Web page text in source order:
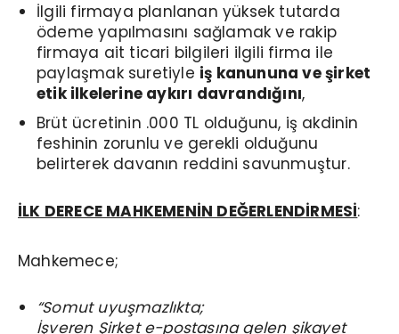
İlgili firmaya planlanan yüksek tutarda
ödeme yapılmasını sağlamak ve rakip
firmaya ait ticari bilgileri ilgili firma ile
paylaşmak suretiyle iş kanununa ve şirket
etik ilkelerine aykırı davrandığını,
Brüt ücretinin .000 TL olduğunu, iş akdinin
feshinin zorunlu ve gerekli olduğunu
belirterek davanın reddini savunmuştur.
İLK DERECE MAHKEMENİN DEĞERLENDİRMESİ:
Mahkemece;
“Somut uyuşmazlıkta;
İşveren Şirket e-postasına gelen şikayet